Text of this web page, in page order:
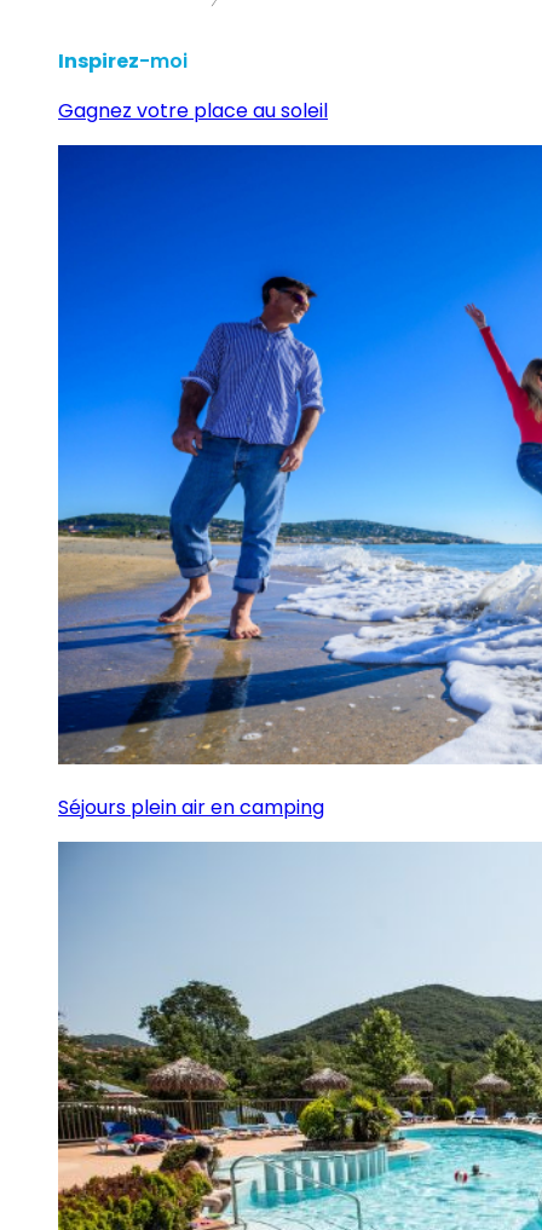
Inspirez-moi
Gagnez votre place au soleil
Séjours plein air en camping